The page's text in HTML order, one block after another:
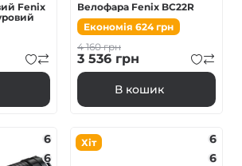
Fenix
Велофара Fenix BC22R
Економія 624грн
4 160грн
3 536 грн
В кошик
6
6
Хіт
6
6